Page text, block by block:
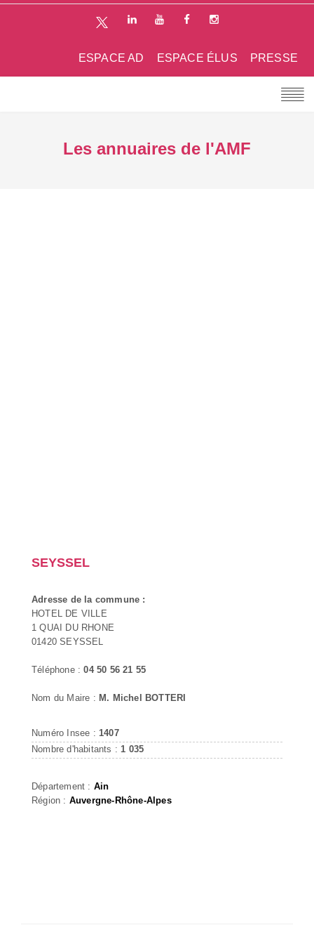
PRESSE
ESPACE ÉLUS
ESPACE AD
Les annuaires de l'AMF
SEYSSEL
Adresse de la commune :
HOTEL DE VILLE
1 QUAI DU RHONE
01420 SEYSSEL
Téléphone :04 50 56 21 55
Nom du Maire : M. Michel BOTTERI
Numéro Insee : 1407
Nombre d'habitants : 1 035
Département : Ain
Région : Auvergne-Rhône-Alpes